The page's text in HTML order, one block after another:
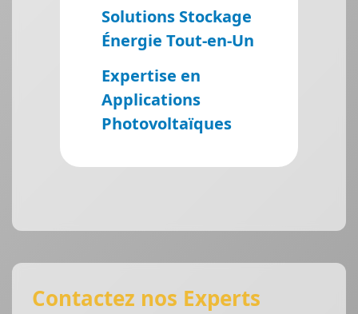
Solutions Stockage
Énergie Tout-en-Un
Expertise en
Applications
Photovoltaïques
Contactez nos Experts